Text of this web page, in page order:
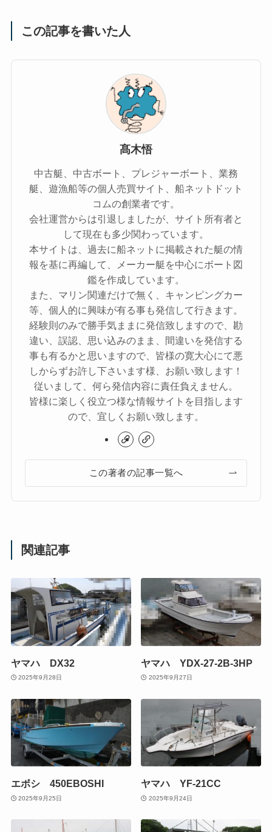
この記事を書いた人
髙木悟
中古艇、中古ボート、プレジャーボート、業務
艇、遊漁船等の個人売買サイト、船ネットドット
コムの創業者です。
会社運営からは引退しましたが、サイト所有者と
して現在も多少関わっています。
本サイトは、過去に船ネットに掲載された艇の情
報を基に再編して、メーカー艇を中心にボート図
鑑を作成しています。
また、マリン関連だけで無く、キャンピングカー
等、個人的に興味が有る事も発信して行きます。
経験則のみで勝手気ままに発信致しますので、勘
違い、誤認、思い込みのまま、間違いを発信する
事も有るかと思いますので、皆様の寛大心にて悪
しからずお許し下さいます様、お願い致します！
従いまして、何ら発信内容に責任負えません。
皆様に楽しく役立つ様な情報サイトを目指します
ので、宜しくお願い致します。
この著者の記事一覧へ
関連記事
ヤマハ DX32
2025年9月28日
ヤマハ YDX-27-2B-3HP
2025年9月27日
エボシ 450EBOSHI
2025年9月25日
ヤマハ YF-21CC
2025年9月24日